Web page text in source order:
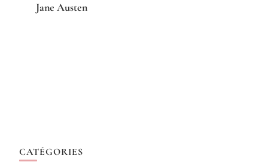
Jane Austen
CATÉGORIES